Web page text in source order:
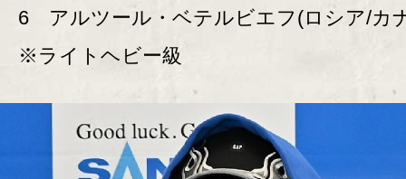
6 アルツール・ベテルビエフ(ロシア/カ
※ライトヘビー級